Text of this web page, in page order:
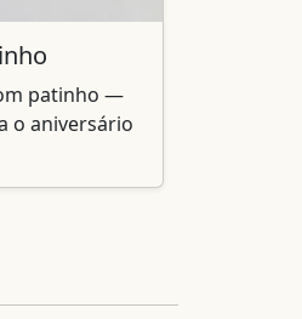
patinho —
o aniversário